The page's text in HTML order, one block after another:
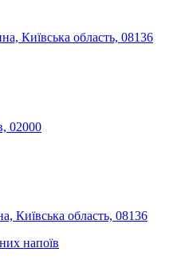
Київська область, 08136
02000
Київська область, 08136
напоїв